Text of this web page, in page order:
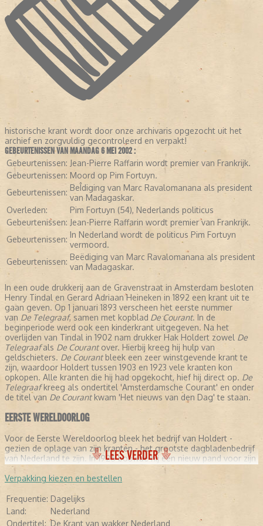
historische krant wordt door onze archivaris opgezocht uit het
archief en zorgvuldig gecontroleerd en verpakt!
GEBEURTENISSEN VAN MAANDAG 6 MEI 2002 :
Gebeurtenissen: Jean-Pierre Raffarin wordt premier van Frankrijk.
Gebeurtenissen: Moord op Pim Fortuyn.
Gebeurtenissen: BeÎdiging van Marc Ravalomanana als president
van Madagaskar.
Overleden:
Pim Fortuyn (54), Nederlands politicus
Gebeurtenissen: Jean-Pierre Raffarin wordt premier van Frankrijk.
Gebeurtenissen: In Nederland wordt de politicus Pim Fortuyn
vermoord.
Gebeurtenissen: Beëdiging van Marc Ravalomanana als president
van Madagaskar.
In een oude drukkerij aan de Gravenstraat in Amsterdam besloten
Henry Tindal en Gerard Adriaan Heineken in 1892 een krant uit te
gaan geven. Op 1 januari 1893 verscheen het eerste nummer
van De Telegraaf, samen met kopblad De Courant. In de
beginperiode werd ook een kinderkrant uitgegeven. Na het
overlijden van Tindal in 1902 nam drukker Hak Holdert zowel De
Telegraafals De Courantover. Hierbij kreeg hij hulp van
geldschieters. De Courantbleek een zeer winstgevende krant te
zijn, waardoor Holdert tussen 1903 en 1923 vele kranten kon
opkopen. Alle kranten die hij had opgekocht, hief hij direct op. De
Telegraafkreeg als ondertitel 'Amsterdamsche Courant' en onder
de titel van De Courantkwam 'Het nieuws van den Dag' te staan.
EERSTE WERELDOORLOG
Voor de Eerste Wereldoorlog bleek het bedrijf van Holdert -
gezien de oplage van zijn kranten - het grootste dagbladenbedrijf
van Nederland te zijn. In 1926 bouwde hij een nieuw pand voor zijn
drukkerij/redactie aan de Nieuwezijds Voorburgwal, die in 1930 in
gebruik werd genomen. Tegelijk een goed moment voor Holdert
om de laatst overgebleven mede-aandeelhouder uit te kopen.
Hoewel Nederland tijdens de Eerste Wereldoorlog geen partij
zocht, had Hak Holdert een pro-Engelse en -Franse standpunten.
LEES VERDER
Verpakking kiezen en bestellen
Frequentie: Dagelijks
Land:
Nederland
Ondertitel: De Krant van wakker Nederland